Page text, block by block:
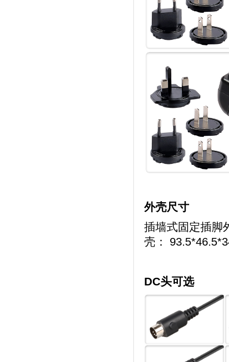
外壳尺寸
插墙式固定插脚
壳 ： 93.5*46
DC头可选